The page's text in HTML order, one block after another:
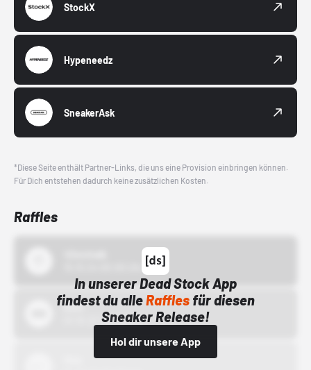
StockX
Hypeneedz
SneakerAsk
*Diese Seite enthält Partner-Links, die uns eine Provision einbringen können.
Für Dich entstehen dadurch keine zusätzlichen Kosten.
Raffles
In unserer Dead Stock App
findest du alleRafflesfür diesen
Sneaker Release!
Hol dir unsere App
Bstn
01.10.22 00:00 Uhr